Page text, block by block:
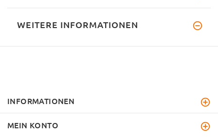
WEITERE INFORMATIONEN
INFORMATIONEN
MEIN KONTO